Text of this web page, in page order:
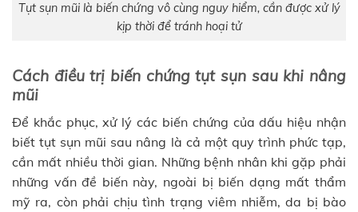
Tụt sụn mũi là biến chứng vô cùng nguy hiểm, cần được xử lý
kịp thời để tránh hoại tử
Cách điều trị biến chứng tụt sụn sau khi nâng
mũi
Để khắc phục, xử lý các biến chứng của dấu hiệu nhận
biết tụt sụn mũi sau nâng là cả một quy trình phức tạp,
cần mất nhiều thời gian. Những bệnh nhân khi gặp phải
những vấn đề biến này, ngoài bị biến dạng mất thẩm
mỹ ra, còn phải chịu tình trạng viêm nhiễm, da bị bào